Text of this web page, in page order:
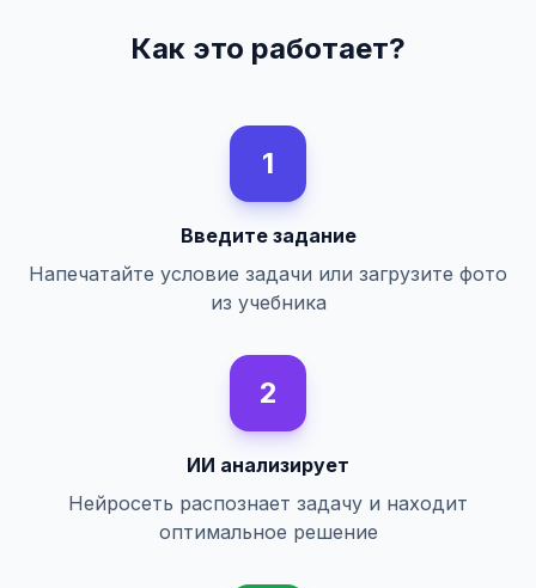
Как это работает?
1
Введите задание
Напечатайте условие задачи или загрузите фото
из учебника
2
ИИ анализирует
Нейросеть распознает задачу и находит
оптимальное решение